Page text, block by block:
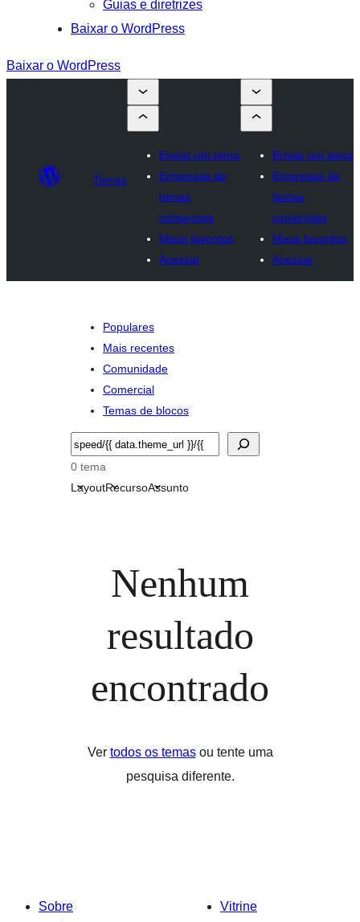
Guias e diretrizes
Baixar o WordPress
Baixar o WordPress
Temas
Enviar um tema
Empresas de
temas
comerciais
Meus favoritos
Acessar
Enviar um tema
Empresas de
temas
comerciais
Meus favoritos
Acessar
Populares
Mais recentes
Comunidade
Comercial
Temas de blocos
Pesquisar
0 tema
LayoutRecursoAssunto
Nenhum
resultado
encontrado
Ver todos os temasou tente uma
pesquisa diferente.
Sobre
Vitrine